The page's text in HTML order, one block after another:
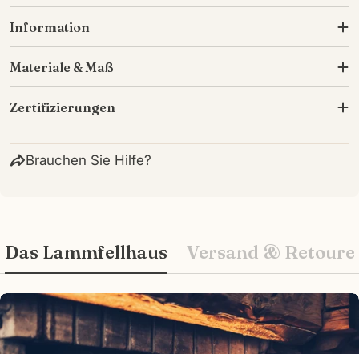
Information
Materiale & Maß
Zertifizierungen
Brauchen Sie Hilfe?
Wie können wir Ihnen helfen?
Ihr
Name
Das Lammfellhaus Versand & Retoure